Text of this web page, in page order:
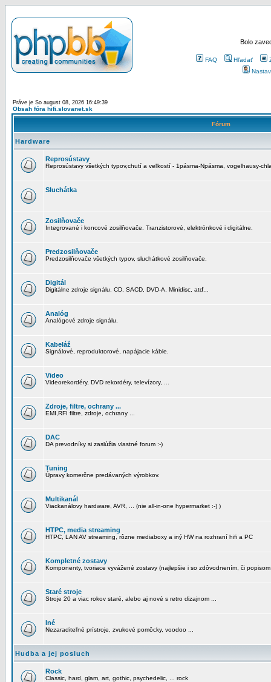
Bolo
FAQ Hľadať
Práve je So august 08, 2026 16:49:39
Obsah fóra hifi.slovanet.sk
Fórum
Hardware
Reprosústavy
Reprosústavy všetkých typov,chutí a veľkostí - 1pásma-Npásma, vogelhausy-
Sluchátka
Zosilňovače
Integrované i koncové zosilňovače. Tranzistorové, elektrónkové i digitálne.
Predzosilňovače
Predzosilňovače všetkých typov, sluchátkové zosilňovače.
Digitál
Digitálne zdroje signálu. CD, SACD, DVD-A, Minidisc, atď...
Analóg
Analógové zdroje signálu.
Kabeláž
Signálové, reproduktorové, napájacie káble.
Video
Videorekordéry, DVD rekordéry, televízory, ...
Zdroje, filtre, ochrany ...
EMI,RFI filtre, zdroje, ochrany ...
DAC
DA prevodníky si zaslúžia vlastné forum :-)
Tuning
Úpravy komerčne predávaných výrobkov.
Multikanál
Viackanálovy hardware, AVR, ... (nie all-in-one hypermarket :-) )
HTPC, media streaming
HTPC, LAN AV streaming, rôzne mediaboxy a iný HW na rozhraní hifi a PC
Kompletné zostavy
Komponenty, tvoriace vyvážené zostavy (najlepšie i so zdôvodnením, či
Staré stroje
Stroje 20 a viac rokov staré, alebo aj nové s retro dizajnom ...
Iné
Nezaraditeľné prístroje, zvukové pomôcky, voodoo ...
Hudba a jej posluch
Rock
Classic, hard, glam, art, gothic, psychedelic, ... rock